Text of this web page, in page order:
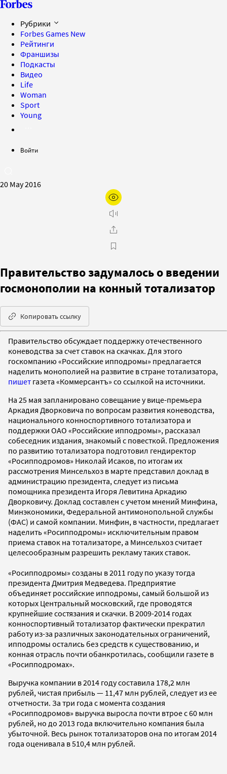
Рубрики
Forbes Games New
Рейтинги
Франшизы
Подкасты
Видео
Life
Woman
Sport
Young
Войти
20 May 2016
Правительство задумалось о введении
госмонополии на конный тотализатор
Копировать ссылку
Правительство обсуждает поддержку отечественного
коневодства за счет ставок на скачках. Для этого
госкомпанию «Российские ипподромы» предлагается
наделить монополией на развитие в стране тотализатора,
пишет газета «Коммерсантъ» со ссылкой на источники.
На 25 мая запланировано совещание у вице-премьера
Аркадия Дворковича по вопросам развития коневодства,
национального конноспортивного тотализатора и
поддержки ОАО «Российские ипподромы», рассказал
собеседник издания, знакомый с повесткой. Предложения
по развитию тотализатора подготовил гендиректор
«Росипподромов» Николай Исаков, по итогам их
рассмотрения Минсельхоз в марте представил доклад в
администрацию президента, следует из письма
помощника президента Игоря Левитина Аркадию
Дворковичу. Доклад составлен с учетом мнений Минфина,
Минэкономики, Федеральной антимонопольной службы
(ФАС) и самой компании. Минфин, в частности, предлагает
наделить «Росипподромы» исключительным правом
приема ставок на тотализаторе, а Минсельхоз считает
целесообразным разрешить рекламу таких ставок.
«Росипподромы» созданы в 2011 году по указу тогда
президента Дмитрия Медведева. Предприятие
объединяет российские ипподромы, самый большой из
которых Центральный московский, где проводятся
крупнейшие состязания и скачки. В 2009-2014 годах
конноспортивный тотализатор фактически прекратил
работу из-за различных законодательных ограничений,
ипподромы остались без средств к существованию, и
конная отрасль почти обанкротилась, сообщили газете в
«Росипподромах».
Выручка компании в 2014 году составила 178,2 млн
рублей, чистая прибыль — 11,47 млн рублей, следует из ее
отчетности. За три года с момента создания
«Росипподромов» выручка выросла почти втрое с 60 млн
рублей, но до 2013 года включительно компания была
убыточной. Весь рынок тотализаторов она по итогам 2014
года оценивала в 510,4 млн рублей.